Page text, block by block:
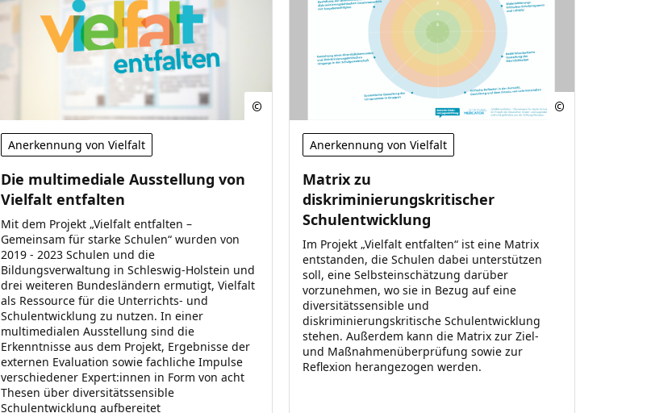
Anerkennung von Vielfalt
Die multimediale Ausstellung von
Vielfalt entfalten
Mit dem Projekt „Vielfalt entfalten –
Gemeinsam für starke Schulen“ wurden von
2019 - 2023 Schulen und die
Bildungsverwaltung in Schleswig-Holstein und
drei weiteren Bundesländern ermutigt, Vielfalt
als Ressource für die Unterrichts- und
Schulentwicklung zu nutzen. In einer
multimedialen Ausstellung sind die
Erkenntnisse aus dem Projekt, Ergebnisse der
externen Evaluation sowie fachliche Impulse
verschiedener Expert:innen in Form von acht
Thesen über diversitätssensible
Schulentwicklung aufbereitet
Anerkennung von Vielfalt
Matrix zu
diskriminierungskritischer
Schulentwicklung
Im Projekt „Vielfalt entfalten“ ist eine Matrix
entstanden, die Schulen dabei unterstützen
soll, eine Selbsteinschätzung darüber
vorzunehmen, wo sie in Bezug auf eine
diversitätssensible und
diskriminierungskritische Schulentwicklung
stehen. Außerdem kann die Matrix zur Ziel-
und Maßnahmenüberprüfung sowie zur
Reflexion herangezogen werden.